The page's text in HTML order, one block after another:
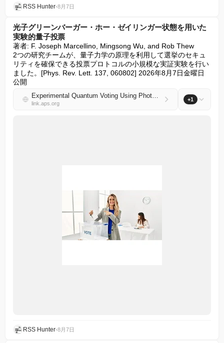
RSS Hunter•8月7日
光子グリーンバーガー・ホー・ゼイリンガー状態を用いた
実験的量子投票
著者: F. Joseph Marcellino, Mingsong Wu, and Rob Thew
2つの研究チームが、量子力学の原理を利用して選挙のセキュ
リティを確保できる投票プロトコルの小規模な実証実験を行い
ました。[Phys. Rev. Lett. 137, 060802] 2026年8月7日金曜日
公開
Experimental Quantum Voting Using Photonic Greenberger-Horne-Zeilinger States
link.aps.org
+1
RSS Hunter•8月7日